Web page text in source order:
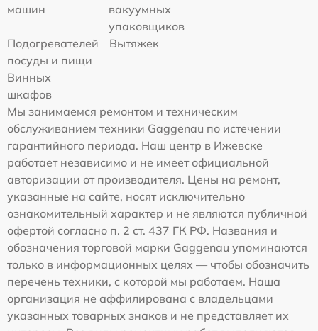
машин
вакуумных
упаковщиков
Подогревателей
посуды и пищи
Вытяжек
Винных
шкафов
Мы занимаемся ремонтом и техническим
обслуживанием техники Gaggenau по истечении
гарантийного периода. Наш центр в Ижевске
работает независимо и не имеет официальной
авторизации от производителя. Цены на ремонт,
указанные на сайте, носят исключительно
ознакомительный характер и не являются публичной
офертой согласно п. 2 ст. 437 ГК РФ. Названия и
обозначения торговой марки Gaggenau упоминаются
только в информационных целях — чтобы обозначить
перечень техники, с которой мы работаем. Наша
организация не аффилирована с владельцами
указанных товарных знаков и не представляет их